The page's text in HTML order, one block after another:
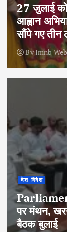
27 जुलाई को
आह्वान
सौंपे गए तीन
ByImnb
देश-विदेश
पर मंथन,
बैठक बुलाई